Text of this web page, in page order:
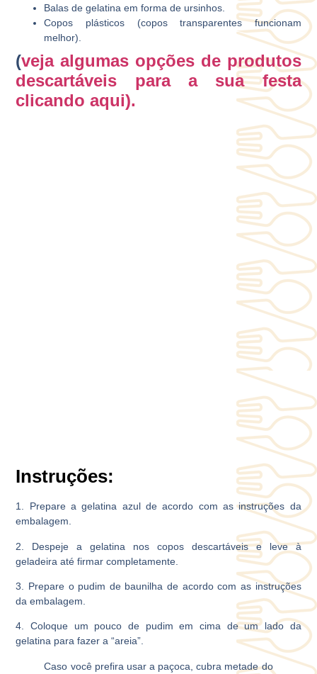
Balas de gelatina em forma de ursinhos.
Copos plásticos (copos transparentes funcionam
melhor).
(veja algumas opções de produtos
descartáveis para a sua festa
clicando aqui).
Instruções:
1.
Prepare a gelatina azul de acordo com as instruções da
embalagem.
2.
Despeje a gelatina nos copos descartáveis e leve à
geladeira até firmar completamente.
3.
Prepare o pudim de baunilha de acordo com as instruções
da embalagem.
4. Coloque um pouco de pudim em cima de um lado da
gelatina para fazer a “areia”.
Caso você prefira usar a paçoca, cubra metade do